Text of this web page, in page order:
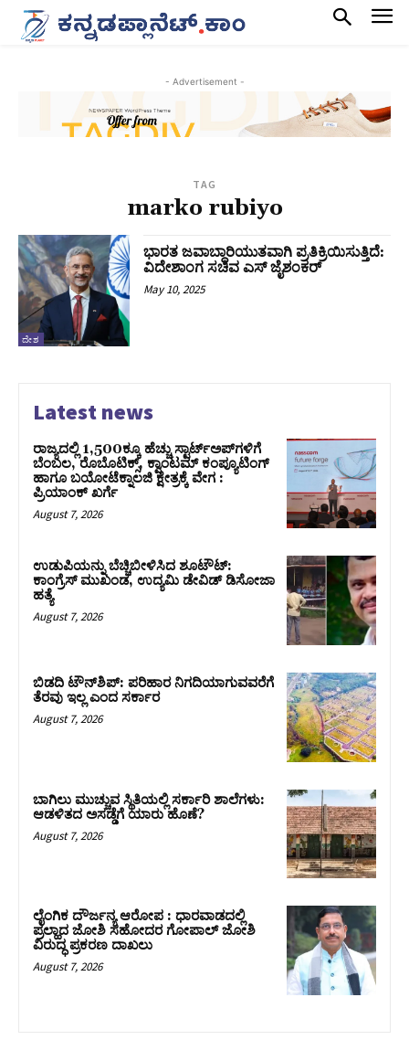
- Advertisement -
TAG
marko rubiyo
ದೇಶ
ಭಾರತ ಜವಾಬ್ದಾರಿಯುತವಾಗಿ ಪ್ರತಿಕ್ರಿಯಿಸುತ್ತಿದೆ:
ವಿದೇಶಾಂಗ ಸಚಿವ ಎಸ್ ಜೈಶಂಕರ್
May 10, 2025
Latest news
ರಾಜ್ಯದಲ್ಲಿ 1,500ಕ್ಕೂ ಹೆಚ್ಚು ಸ್ಟಾರ್ಟ್‌ಅಪ್‌ಗಳಿಗೆ
ಬೆಂಬಲ, ರೊಬೊಟಿಕ್ಸ್, ಕ್ವಾಂಟಮ್ ಕಂಪ್ಯೂಟಿಂಗ್
ಹಾಗೂ ಬಯೋಟೆಕ್ನಾಲಜಿ ಕ್ಷೇತ್ರಕ್ಕೆ ವೇಗ :
ಪ್ರಿಯಾಂಕ್‌ ಖರ್ಗೆ
August 7, 2026
ಉಡುಪಿಯನ್ನು ಬೆಚ್ಚಿಬೀಳಿಸಿದ ಶೂಟೌಟ್‌:
ಕಾಂಗ್ರೆಸ್‌ ಮುಖಂಡ, ಉದ್ಯಮಿ ಡೇವಿಡ್ ಡಿಸೋಜಾ
ಹತ್ಯೆ
August 7, 2026
ಬಿಡದಿ ಟೌನ್‌ಶಿಪ್‌: ಪರಿಹಾರ ನಿಗದಿಯಾಗುವವರೆಗೆ
ತೆರವು ಇಲ್ಲ ಎಂದ ಸರ್ಕಾರ
August 7, 2026
ಬಾಗಿಲು ಮುಚ್ಚುವ ಸ್ಥಿತಿಯಲ್ಲಿ ಸರ್ಕಾರಿ ಶಾಲೆಗಳು:
ಆಡಳಿತದ ಅಸಡ್ಡೆಗೆ ಯಾರು ಹೊಣೆ?
August 7, 2026
ಲೈಂಗಿಕ ದೌರ್ಜನ್ಯ ಆರೋಪ : ಧಾರವಾಡದಲ್ಲಿ
ಪ್ರಲ್ಹಾದ ಜೋಶಿ ಸಹೋದರ ಗೋಪಾಲ್ ಜೋಶಿ
ವಿರುದ್ಧ ಪ್ರಕರಣ ದಾಖಲು
August 7, 2026